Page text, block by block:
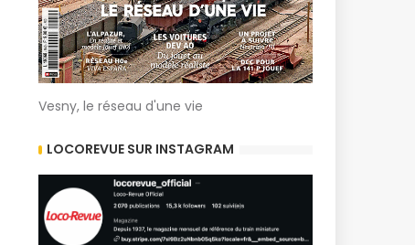
Vesny, le réseau d'une vie
LOCOREVUE SUR INSTAGRAM